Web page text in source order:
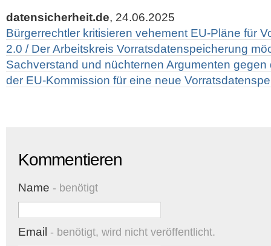
datensicherheit.de, 24.06.2025
Bürgerrechtler kritisieren vehement EU-Pläne für
2.0 / Der Arbeitskreis Vorratsdatenspeicherung
Sachverstand und nüchternen Argumenten gegen
der EU-Kommission für eine neue
Kommentieren
Name - benötigt
Email - benötigt, wird nicht veröffentlicht.